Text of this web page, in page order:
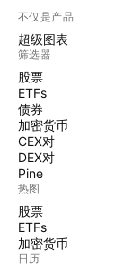
不仅是产品
超级图表
筛选器
股票
ETFs
债券
加密货币
CEX对
DEX对
Pine
热图
股票
ETFs
加密货币
日历